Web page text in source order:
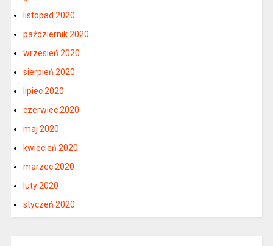
listopad 2020
październik 2020
wrzesień 2020
sierpień 2020
lipiec 2020
czerwiec 2020
maj 2020
kwiecień 2020
marzec 2020
luty 2020
styczeń 2020